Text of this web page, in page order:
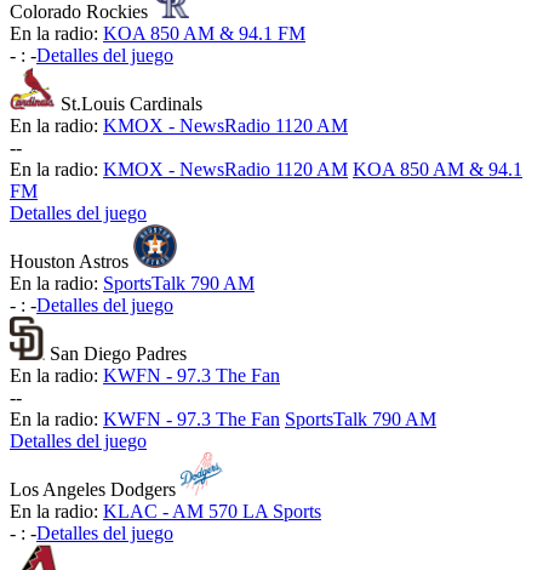
Colorado Rockies
En la radio: KOA 850 AM & 94.1 FM
- : -Detalles del juego
St.Louis Cardinals
En la radio: KMOX - NewsRadio 1120 AM
--
En la radio: KMOX - NewsRadio 1120 AM KOA 850 AM & 94.1
FM
Detalles del juego
Houston Astros
En la radio: SportsTalk 790 AM
- : -Detalles del juego
San Diego Padres
En la radio: KWFN - 97.3 The Fan
--
En la radio: KWFN - 97.3 The Fan SportsTalk 790 AM
Detalles del juego
Los Angeles Dodgers
En la radio: KLAC - AM 570 LA Sports
- : -Detalles del juego